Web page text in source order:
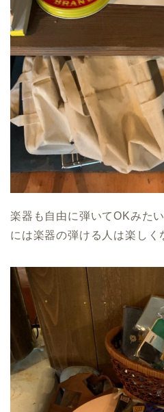
楽器も自由に弾いてOKみた
には楽器の弾ける人は楽しく